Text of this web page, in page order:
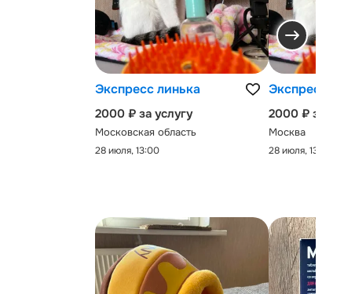
Экспресс линька
2000 ₽ за услугу
Московская область
28 июля, 13:00
Экспресс-
2000 ₽ за
Москва
28 июля, 13:00